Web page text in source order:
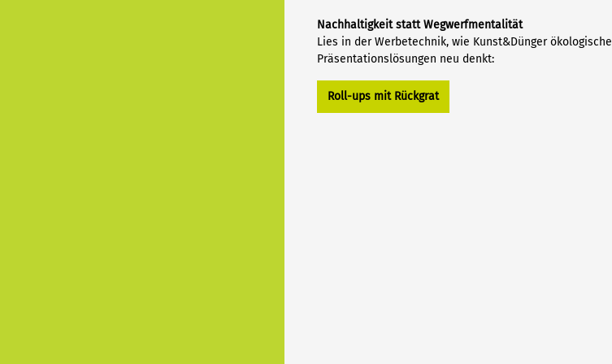
Nachhaltigkeit statt Wegwerfmentalität
Lies in der Werbetechnik, wie Kunst&Dünger ökologische
Präsentationslösungen neu denkt:
Roll-ups mit Rückgrat